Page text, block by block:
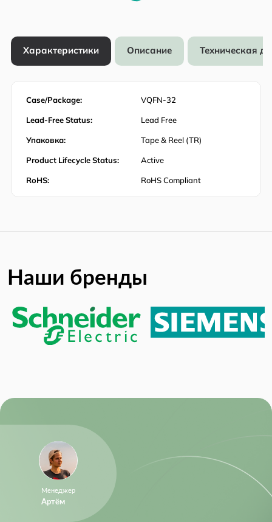
Характеристики Описание Техническая
Case/Package: VQFN-32
Lead-Free Status: Lead Free
Упаковка: Tape & Reel (TR)
Product Lifecycle Status: Active
RoHS: RoHS Compliant
Наши бренды
Менеджер
Артём